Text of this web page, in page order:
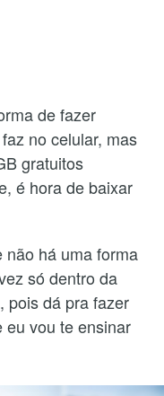
de fazer
no celular, mas
gratuitos
é hora de baixar
não há uma forma
só dentro da
pois dá pra fazer
eu vou te ensinar